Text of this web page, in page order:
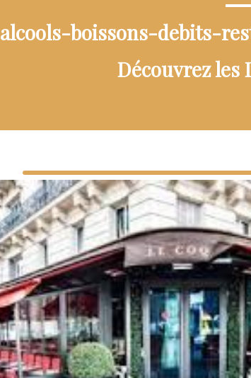
alcools-boissons-debits-
Découvrez les